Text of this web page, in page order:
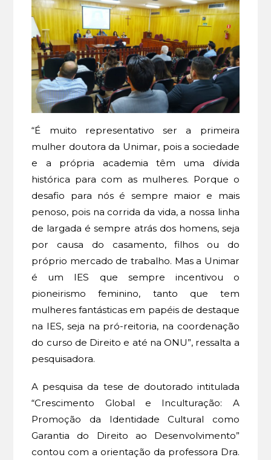
“É muito representativo ser a primeira
mulher doutora da Unimar, pois a sociedade
e a própria academia têm uma dívida
histórica para com as mulheres. Porque o
desafio para nós é sempre maior e mais
penoso, pois na corrida da vida, a nossa linha
de largada é sempre atrás dos homens, seja
por causa do casamento, filhos ou do
próprio mercado de trabalho. Mas a Unimar
é um IES que sempre incentivou o
pioneirismo feminino, tanto que tem
mulheres fantásticas em papéis de destaque
na IES, seja na pró-reitoria, na coordenação
do curso de Direito e até na ONU”, ressalta a
pesquisadora.
A pesquisa da tese de doutorado intitulada
“Crescimento Global e Inculturação: A
Promoção da Identidade Cultural como
Garantia do Direito ao Desenvolvimento”
contou com a orientação da professora Dra.